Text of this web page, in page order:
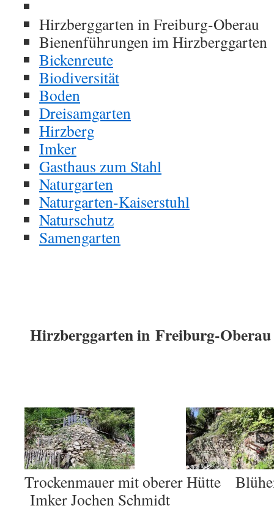
Hirzberggarten in Freiburg-Oberau
Bienenführungen im Hirzberggarten
Bickenreute
Biodiversität
Boden
Dreisamgarten
Hirzberg
Imker
Gasthaus zum Stahl
Naturgarten
Naturgarten-Kaiserstuhl
Naturschutz
Samengarten
Hirzberggarten in Freiburg-Oberau
Trockenmauer mit oberer Hütte
Imker Jochen Schmidt